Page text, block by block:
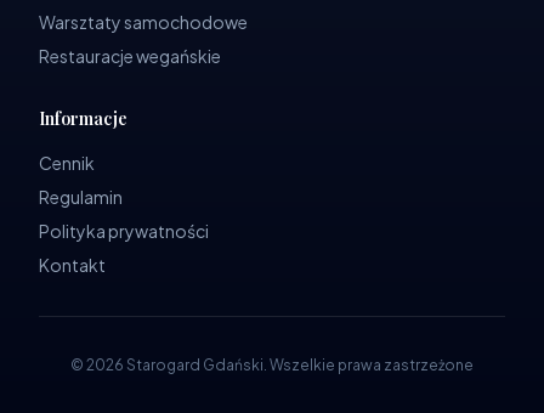
Warsztaty samochodowe
Restauracje wegańskie
Informacje
Cennik
Regulamin
Polityka prywatności
Kontakt
© 2026 Starogard Gdański. Wszelkie prawa zastrzeżone